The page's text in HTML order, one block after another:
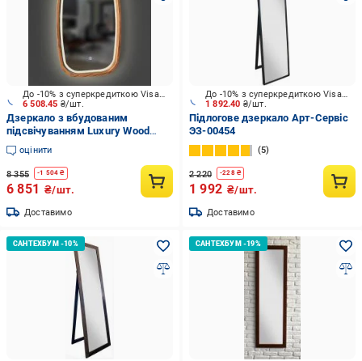
6 508.45 ₴/шт.
До -10% з суперкредиткою Visa Вигода
Дзеркало з вбудованим
підсвічуванням Luxury Wood
New Art SLIM LED ясен темний
600х900 мм
оцінити
8 355 -1 504 ₴
6 851 ₴/шт.
Доставимо
1 892.40 ₴/шт.
До -10% з суперкредиткою Visa Вигода
Підлогове дзеркало Арт-Сервіс
ЭЗ-00454
5
2 220 -228₴
1 992 ₴/шт.
Доставимо